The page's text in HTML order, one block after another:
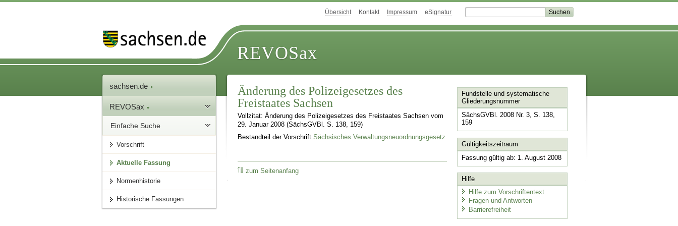
Übersicht Kontakt Impressum eSignatur
REVOSax
sachsen.de
REVOSax
Einfache Suche
Vorschrift
Aktuelle Fassung
Normenhistorie
Historische Fassungen
Änderung des Polizeigesetzes des
Freistaates Sachsen
Vollzitat: Änderung des Polizeigesetzes des Freistaates Sachsen vom
29. Januar 2008 (SächsGVBl. S. 138, 159)
Bestandteil der VorschriftSächsisches Verwaltungsneuordnungsgesetz
zum Seitenanfang
Fundstelle und systematische
Gliederungsnummer
SächsGVBl. 2008 Nr. 3, S. 138,
159
Gültigkeitszeitraum
Fassung gültig ab: 1. August 2008
Hilfe
Hilfe zum Vorschriftentext
Fragen und Antworten
Barrierefreiheit